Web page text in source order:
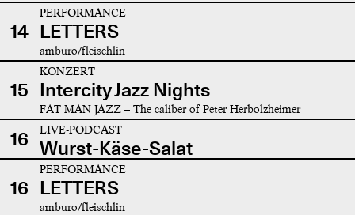
14
PERFORMANCE
LETTERS
amburo/fleischlin
15
KONZERT
Intercity Jazz Nights
FAT MAN JAZZ – The caliber of Peter Herbolzheimer
16 LIVE-PODCAST
Wurst-Käse-Salat
16
PERFORMANCE
LETTERS
amburo/fleischlin